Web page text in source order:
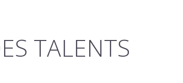
TALENTS